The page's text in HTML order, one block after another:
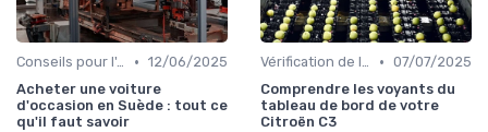
Conseils pour l'Achat • 12/06/2025
Acheter une voiture
d'occasion en Suède : tout ce
qu'il faut savoir
Vérification de l'Historique du Véhicule • 07/07/2025
Comprendre les voyants du
tableau de bord de votre
Citroën C3